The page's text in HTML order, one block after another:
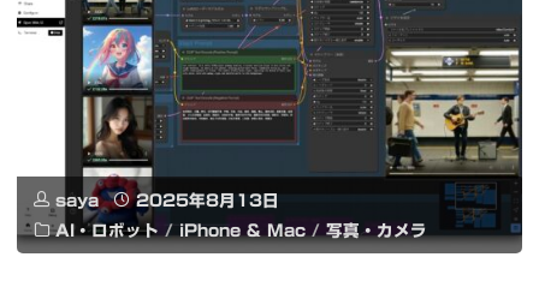
の
比
較
や
Wan2.2
Frame
to
Video
最
初
saya
2025年8月13日
AI・ロボット / iPhone & Mac / 写真・カメラ